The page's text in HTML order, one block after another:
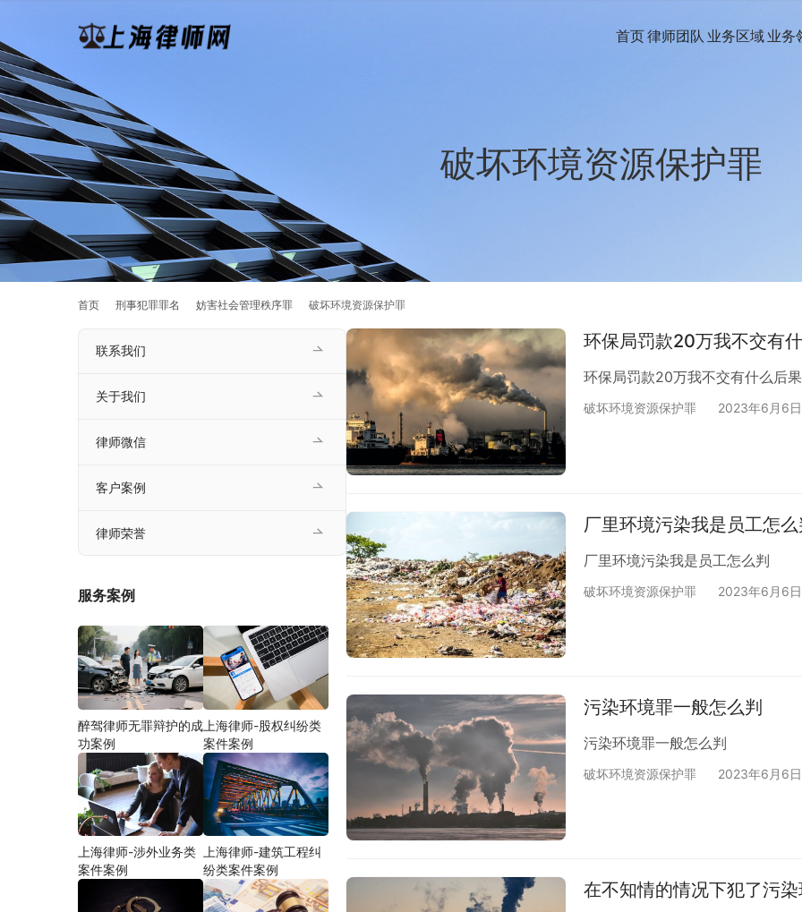
首页律师团队 业务区域 业务
破坏环境资源保护罪
首页 刑事犯罪罪名 妨害社会管理秩序罪 破坏环境资源保护罪
环保局罚款20万我不交有
环保局罚款20万我不交有什么后果
破坏环境资源保护罪 2023年6月6日
厂里环境污染我是员工怎
厂里环境污染我是员工怎么判
破坏环境资源保护罪 2023年6月6日
污染环境罪一般怎么判
污染环境罪一般怎么判
破坏环境资源保护罪 2023年6月6日
在不知情的情况下犯了污
联系我们
关于我们
律师微信
客户案例
律师荣誉
服务案例
醉驾律师无罪辩护的成
功案例
上海律师-股权纠纷类
案件案例
上海律师-涉外业务类
案件案例
上海律师-建筑工程纠
纷类案件案例